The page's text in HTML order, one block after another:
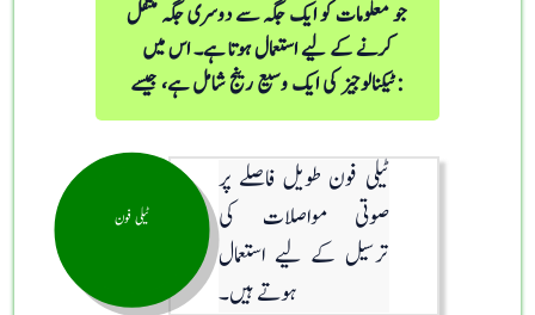
جو معلومات کو ایک جگہ سے دوسری جگہ منتقل
کرنے کے لیے استعمال ہوتا ہے۔ اس میں
ٹیکنالوجیز کی ایک وسیع رینج شامل ہے، جیسے:
ٹیلی فون
ٹیلی فون طویل فاصلے پر
صوتی مواصلات کی
ترسیل کے لیے استعمال
ہوتے ہیں۔